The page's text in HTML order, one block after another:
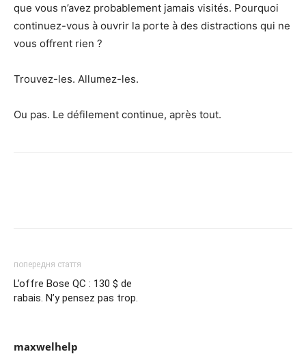
que vous n’avez probablement jamais visités. Pourquoi
continuez-vous à ouvrir la porte à des distractions qui ne
vous offrent rien ?
Trouvez-les. Allumez-les.
Ou pas. Le défilement continue, après tout.
попередня стаття
L’offre Bose QC : 130 $ de
rabais. N’y pensez pas trop.
maxwelhelp